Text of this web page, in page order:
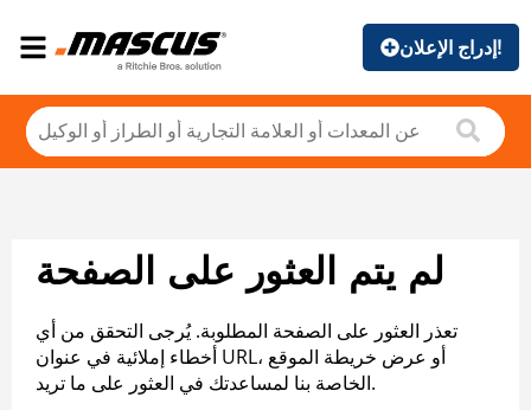
إدراج الإعلان!
لم يتم العثور على الصفحة
تعذر العثور على الصفحة المطلوبة. يُرجى التحقق من أي
أخطاء إملائية في عنوان URL، أو عرض خريطة الموقع
الخاصة بنا لمساعدتك في العثور على ما تريد.